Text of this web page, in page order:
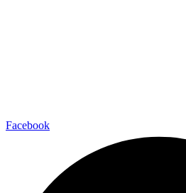
Facebook